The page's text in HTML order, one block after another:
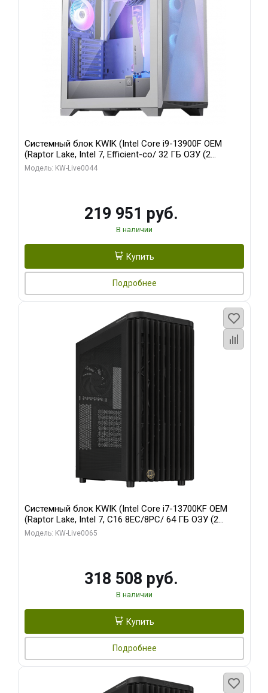
Системный блок KWIK (Intel Core i9-13900F OEM
(Raptor Lake, Intel 7, Efficient-co/ 32 ГБ ОЗУ (2
модуля)/ Gigabyte RTX5070Ti AERO OC 16GB GDDR7
Модель: KW-Live0044
219 951 руб.
В наличии
Купить
Подробнее
Системный блок KWIK (Intel Core i7-13700KF OEM
(Raptor Lake, Intel 7, C16 8EC/8PC/ 64 ГБ ОЗУ (2
модуля)/ ASUS RTX5080 PROART OC 16GB GDDR7
Модель: KW-Live0065
318 508 руб.
В наличии
Купить
Подробнее